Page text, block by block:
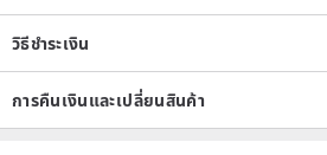
วิธีชำระเงิน
การคืนเงินและเปลี่ยนสินค้า